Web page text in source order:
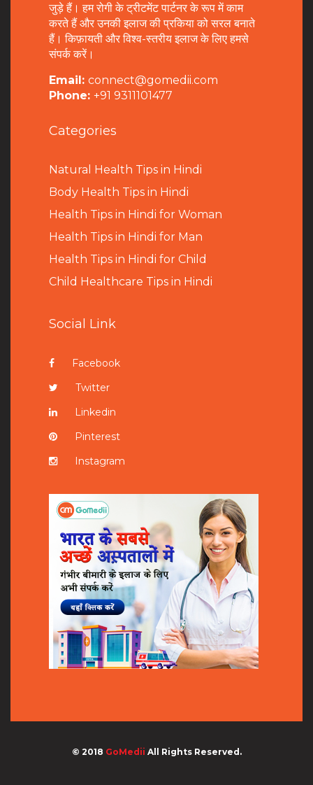
जुड़े हैं। हम रोगी के ट्रीटमेंट पार्टनर के रूप में काम
करते हैं और उनकी इलाज की प्रकिया को सरल बनाते
हैं। किफ़ायती और विश्व-स्तरीय इलाज के लिए हमसे
संपर्क करें।
Email: connect@gomedii.com
Phone: +91 9311101477
Categories
Natural Health Tips in Hindi
Body Health Tips in Hindi
Health Tips in Hindi for Woman
Health Tips in Hindi for Man
Health Tips in Hindi for Child
Child Healthcare Tips in Hindi
Social Link
Facebook
Twitter
Linkedin
Pinterest
Instagram
© 2018 GoMedii All Rights Reserved.